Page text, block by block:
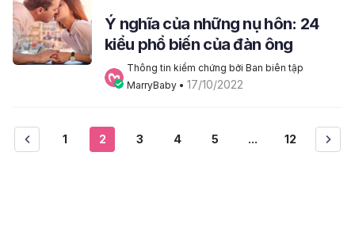
Ý nghĩa của những nụ hôn: 24
kiểu phổ biến của đàn ông
Thông tin kiểm chứng bởi Ban biên tập
MarryBaby • 17/10/2022
1 2 3 4 5 ... 12